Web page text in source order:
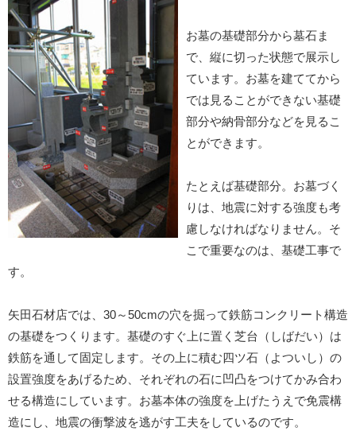
お墓の基礎部分から墓石ま
で、縦に切った状態で展示し
ています。お墓を建ててから
では見ることができない基礎
部分や納骨部分などを見るこ
とができます。
たとえば基礎部分。お墓づく
りは、地震に対する強度も考
慮しなければなりません。そ
こで重要なのは、基礎工事で
す。
矢田石材店では、30～50cmの穴を掘って鉄筋コンクリート構造
の基礎をつくります。基礎のすぐ上に置く芝台（しばだい）は
鉄筋を通して固定します。その上に積む四ツ石（よついし）の
設置強度をあげるため、それぞれの石に凹凸をつけてかみ合わ
せる構造にしています。お墓本体の強度を上げたうえで免震構
造にし、地震の衝撃波を逃がす工夫をしているのです。